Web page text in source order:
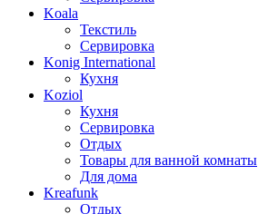
Koala
Текстиль
Сервировка
Konig International
Кухня
Koziol
Кухня
Сервировка
Отдых
Товары для ванной комнаты
Для дома
Kreafunk
Отдых